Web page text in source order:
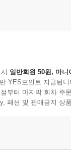
과 교회마다 다
소로 보아 주일
무심코 따라 하기
일반회원 50원, 마니
YES포인트 지급됩니
부터 마지막 회차 주
패션 및 판매금지 상